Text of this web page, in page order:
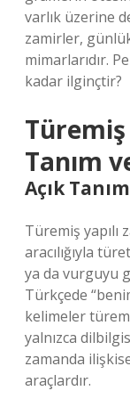
varlık üzerine
zamirler,
mimarlarıdır.
kadar ilginçtir?
Türemiş
Tanım
Açık Tanım
Türemiş
aracılığıyla
ya da vurguyu
Türkçede
kelimeler
yalnızca
zamanda
araçlardır.